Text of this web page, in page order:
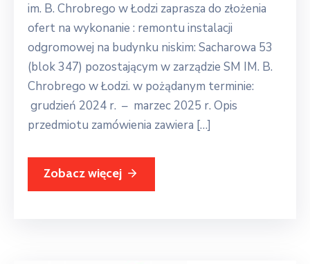
im. B. Chrobrego w Łodzi zaprasza do złożenia
ofert na wykonanie : remontu instalacji
odgromowej na budynku niskim: Sacharowa 53
(blok 347) pozostającym w zarządzie SM IM. B.
Chrobrego w Łodzi. w pożądanym terminie:
grudzień 2024 r. – marzec 2025 r. Opis
przedmiotu zamówienia zawiera […]
Zobacz więcej